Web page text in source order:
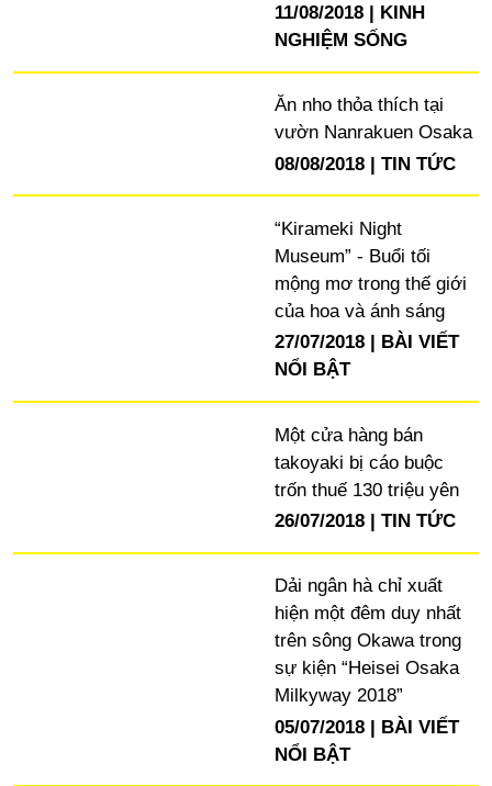
11/08/2018
KINH
NGHIỆM SỐNG
Ăn nho thỏa thích tại
vườn Nanrakuen Osaka
08/08/2018
TIN TỨC
“Kirameki Night
Museum” - Buổi tối
mộng mơ trong thế giới
của hoa và ánh sáng
27/07/2018
BÀI VIẾT
NỔI BẬT
Một cửa hàng bán
takoyaki bị cáo buộc
trốn thuế 130 triệu yên
26/07/2018
TIN TỨC
Dải ngân hà chỉ xuất
hiện một đêm duy nhất
trên sông Okawa trong
sự kiện “Heisei Osaka
Milkyway 2018”
05/07/2018
BÀI VIẾT
NỔI BẬT